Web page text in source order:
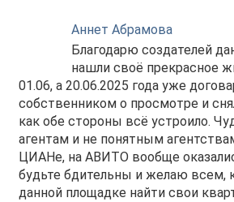
Аннет Абрамова
Благодарю создателей
нашли своё прекрасное
01.06, а 20.06.2025 года уже
собственником о просмотре и
как обе стороны всё устроило.
агентам и не понятным
ЦИАНе, на АВИТО вообще
будьте бдительны и желаю всем,
данной площадке найти свои